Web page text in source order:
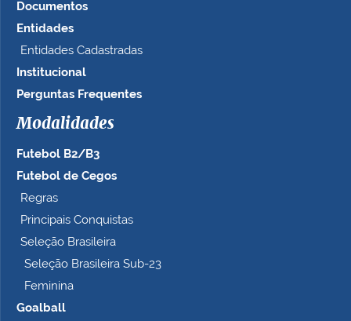
o
t
m
a
n
o
o
m
e
t
Documentos
Entidades
Entidades Cadastradas
Institucional
Perguntas Frequentes
Modalidades
Futebol B2/B3
Futebol de Cegos
Regras
Principais Conquistas
Seleção Brasileira
Seleção Brasileira Sub-23
Feminina
Goalball